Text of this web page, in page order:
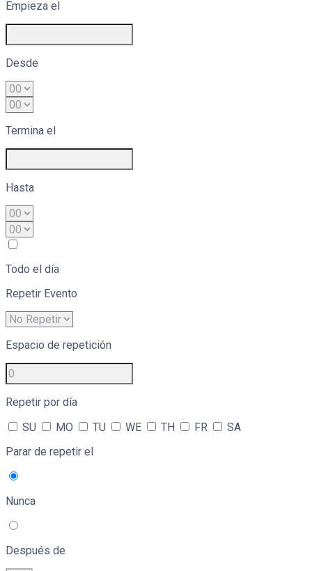
Empieza el
Desde
Termina el
Hasta
Todo el día
Repetir Evento
Espacio de repetición
Repetir por día
SU
MO TU WE TH FR
SA
Parar de repetir el
Nunca
Después de